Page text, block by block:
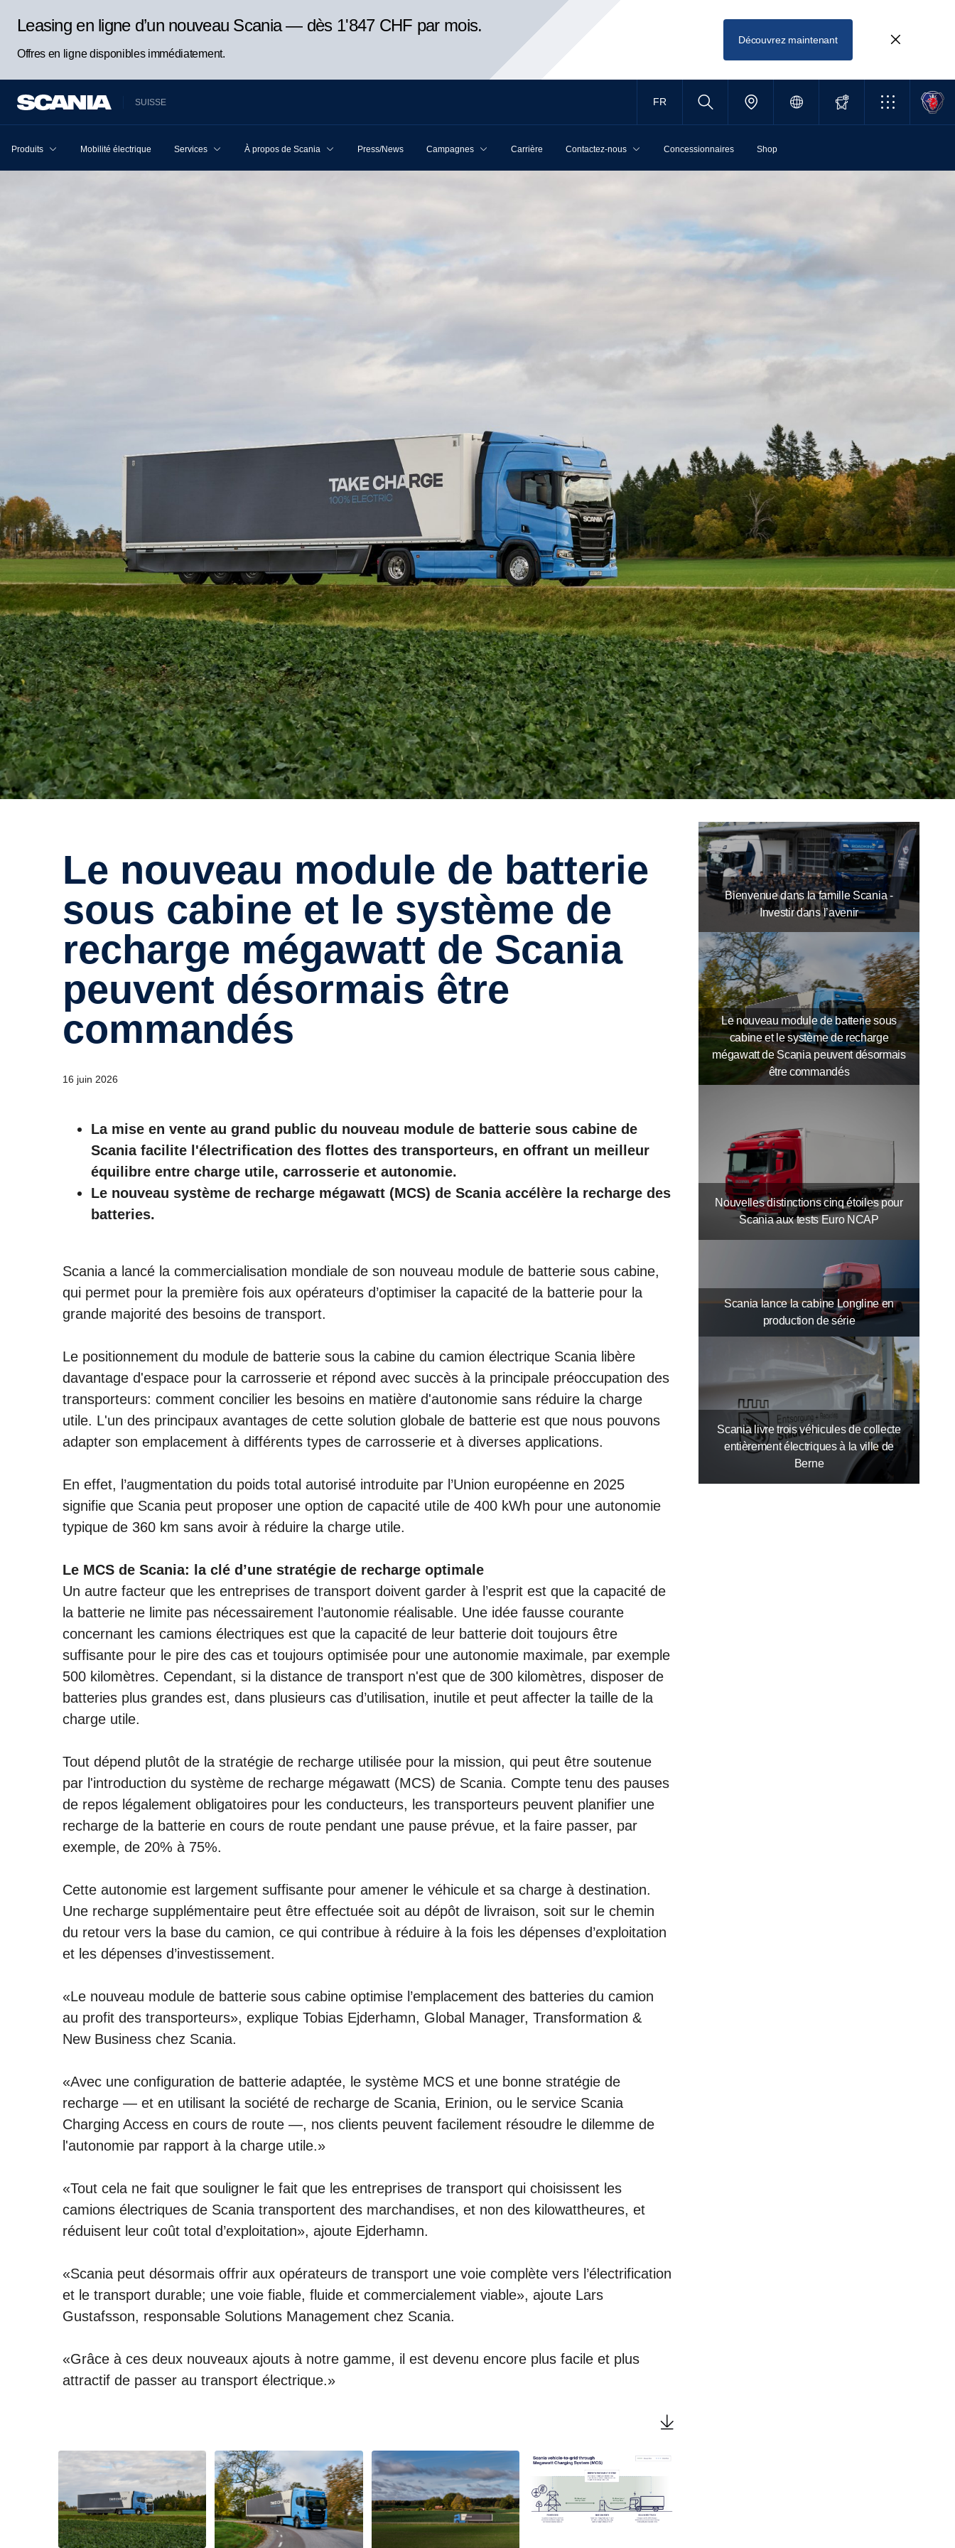
Leasing en ligne d’un nouveau Scania — dès 1'847 CHF par mois.
Offres en ligne disponibles immédiatement.
Découvrez maintenant
SUISSE FR
Produits Mobilité électrique Services À propos de Scania Press/News Campagnes Carrière Contactez-nous Concessionnaires Shop
Le nouveau module de batterie
sous cabine et le système de
recharge mégawatt de Scania
peuvent désormais être
commandés
16 juin 2026
La mise en vente au grand public du nouveau module de batterie sous cabine de
Scania facilite l'électrification des flottes des transporteurs, en offrant un meilleur
équilibre entre charge utile, carrosserie et autonomie.
Le nouveau système de recharge mégawatt (MCS) de Scania accélère la recharge des
batteries.
Scania a lancé la commercialisation mondiale de son nouveau module de batterie sous cabine,
qui permet pour la première fois aux opérateurs d’optimiser la capacité de la batterie pour la
grande majorité des besoins de transport.
Le positionnement du module de batterie sous la cabine du camion électrique Scania libère
davantage d'espace pour la carrosserie et répond avec succès à la principale préoccupation des
transporteurs: comment concilier les besoins en matière d'autonomie sans réduire la charge
utile. L'un des principaux avantages de cette solution globale de batterie est que nous pouvons
adapter son emplacement à différents types de carrosserie et à diverses applications.
En effet, l’augmentation du poids total autorisé introduite par l’Union européenne en 2025
signifie que Scania peut proposer une option de capacité utile de 400 kWh pour une autonomie
typique de 360 km sans avoir à réduire la charge utile.
Le MCS de Scania: la clé d’une stratégie de recharge optimale
Un autre facteur que les entreprises de transport doivent garder à l’esprit est que la capacité de
la batterie ne limite pas nécessairement l’autonomie réalisable. Une idée fausse courante
concernant les camions électriques est que la capacité de leur batterie doit toujours être
suffisante pour le pire des cas et toujours optimisée pour une autonomie maximale, par exemple
500 kilomètres. Cependant, si la distance de transport n'est que de 300 kilomètres, disposer de
batteries plus grandes est, dans plusieurs cas d’utilisation, inutile et peut affecter la taille de la
charge utile.
Tout dépend plutôt de la stratégie de recharge utilisée pour la mission, qui peut être soutenue
par l'introduction du système de recharge mégawatt (MCS) de Scania. Compte tenu des pauses
de repos légalement obligatoires pour les conducteurs, les transporteurs peuvent planifier une
recharge de la batterie en cours de route pendant une pause prévue, et la faire passer, par
exemple, de 20% à 75%.
Cette autonomie est largement suffisante pour amener le véhicule et sa charge à destination.
Une recharge supplémentaire peut être effectuée soit au dépôt de livraison, soit sur le chemin
du retour vers la base du camion, ce qui contribue à réduire à la fois les dépenses d’exploitation
et les dépenses d’investissement.
«Le nouveau module de batterie sous cabine optimise l’emplacement des batteries du camion
au profit des transporteurs», explique Tobias Ejderhamn, Global Manager, Transformation &
New Business chez Scania.
«Avec une configuration de batterie adaptée, le système MCS et une bonne stratégie de
recharge — et en utilisant la société de recharge de Scania, Erinion, ou le service Scania
Charging Access en cours de route —, nos clients peuvent facilement résoudre le dilemme de
l'autonomie par rapport à la charge utile.»
«Tout cela ne fait que souligner le fait que les entreprises de transport qui choisissent les
camions électriques de Scania transportent des marchandises, et non des kilowattheures, et
réduisent leur coût total d’exploitation», ajoute Ejderhamn.
«Scania peut désormais offrir aux opérateurs de transport une voie complète vers l’électrification
et le transport durable; une voie fiable, fluide et commercialement viable», ajoute Lars
Gustafsson, responsable Solutions Management chez Scania.
«Grâce à ces deux nouveaux ajouts à notre gamme, il est devenu encore plus facile et plus
attractif de passer au transport électrique.»
Bienvenue dans la famille Scania -
Investir dans l’avenir
Le nouveau module de batterie sous
cabine et le système de recharge
mégawatt de Scania peuvent désormais
être commandés
Nouvelles distinctions cinq étoiles pour
Scania aux tests Euro NCAP
Scania lance la cabine Longline en
production de série
Scania livre trois véhicules de collecte
entièrement électriques à la ville de
Berne